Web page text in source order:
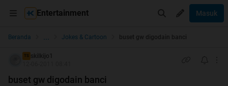
Entertainment Masuk
Beranda ... Jokes & Cartoon buset gw digodain banci
TS skilkijo1
buset gw digodain banci